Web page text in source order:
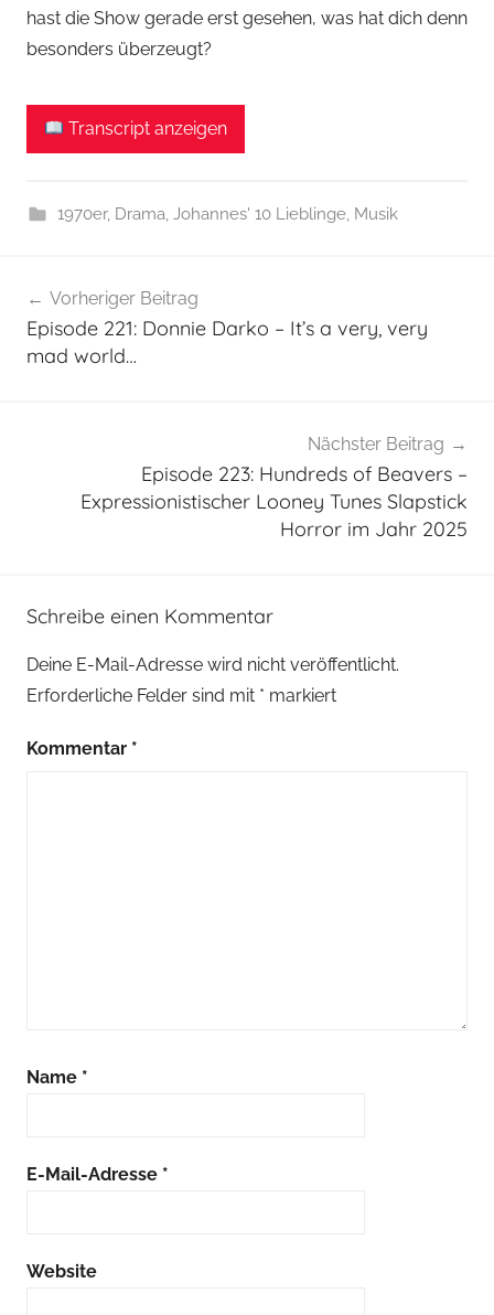
hast die Show gerade erst gesehen, was hat dich denn
besonders überzeugt?
Transcript anzeigen
1970er, Drama, Johannes' 10 Lieblinge, Musik
Vorheriger Beitrag
Episode 221: Donnie Darko – It’s a very, very
mad world…
Nächster Beitrag
Episode 223: Hundreds of Beavers –
Expressionistischer Looney Tunes Slapstick
Horror im Jahr 2025
Schreibe einen Kommentar
Deine E-Mail-Adresse wird nicht veröffentlicht.
Erforderliche Felder sind mit * markiert
Kommentar *
Name *
E-Mail-Adresse *
Website